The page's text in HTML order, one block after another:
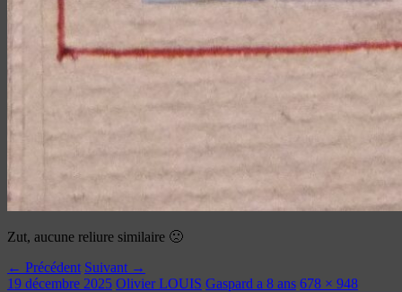
Zut, aucune reliure similaire 🙁
← Précédent Suivant →
19 décembre 2025 Olivier LOUIS Gaspard a 8 ans 678 × 948